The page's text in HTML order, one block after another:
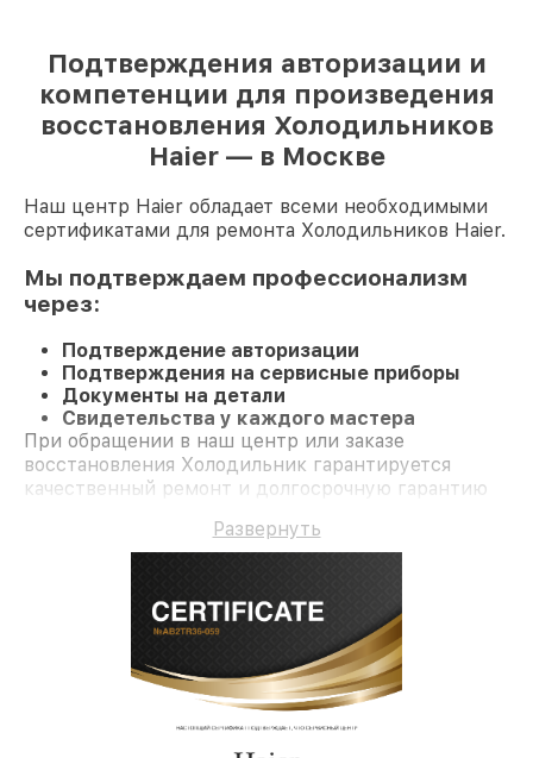
Подтверждения авторизации и
компетенции для произведения
восстановления Холодильников
Haier — в Москве
Наш центр Haier обладает всеми необходимыми
сертификатами для ремонта Холодильников Haier.
Мы подтверждаем профессионализм
через:
Подтверждение авторизации
Подтверждения на сервисные приборы
Документы на детали
Свидетельства у каждого мастера
При обращении в наш центр или заказе
восстановления Холодильник гарантируется
качественный ремонт и долгосрочную гарантию
Развернуть